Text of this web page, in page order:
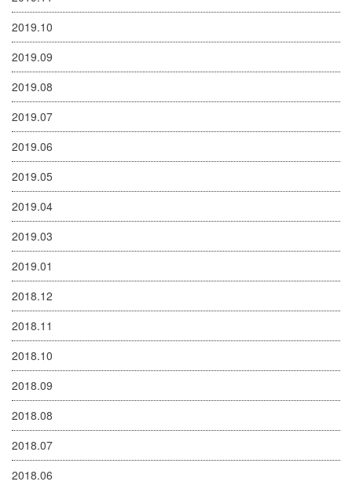
2019.10
2019.09
2019.08
2019.07
2019.06
2019.05
2019.04
2019.03
2019.01
2018.12
2018.11
2018.10
2018.09
2018.08
2018.07
2018.06